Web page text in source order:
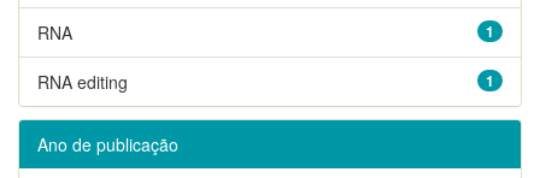
1
RNA
1
RNA editing
Ano de publicação